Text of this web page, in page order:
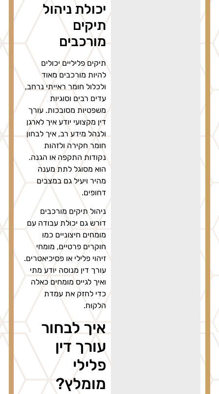
יכולת ניהול
תיקים
מורכבים
תיקים פליליים יכולים
להיות מורכבים מאוד
ולכלול חומר ראייתי נרחב,
עדים רבים וסוגיות
משפטיות מסובכות. עורך
דין מקצועי יודע איך לארגן
ולנהל מידע רב, איך לבחון
חומר חקירה ולזהות
נקודות התקפה או הגנה.
הוא מסוגל לתת מענה
מהיר ויעיל גם במצבים
דחופים.
ניהול תיקים מורכבים
דורש גם יכולת עבודה עם
מומחים חיצוניים כמו
חוקרים פרטיים, מומחי
זיהוי פלילי או פסיכיאטרים.
עורך דין מנוסה יודע מתי
ואיך לגייס מומחים כאלה
כדי לחזק את עמדת
הלקוח.
איך לבחור
עורך דין
פלילי
מומלץ?